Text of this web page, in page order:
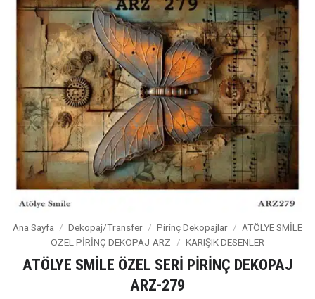
Ana Sayfa / Dekopaj/Transfer / Pirinç Dekopajlar / ATÖLYE SMİLE
ÖZEL PİRİNÇ DEKOPAJ-ARZ
/ KARIŞIK DESENLER
ATÖLYE SMİLE ÖZEL SERİ PİRİNÇ DEKOPAJ
ARZ-279